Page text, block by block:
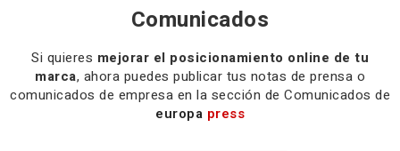
Comunicados
Si quieres mejorar el posicionamiento online de tu
marca, ahora puedes publicar tus notas de prensa o
comunicados de empresa en la sección de Comunicados de
europa press